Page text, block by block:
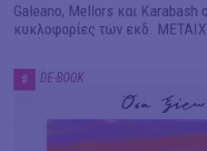
Galeano, Mellors και Karabash
κυκλοφορίες των εκδ.
# DE-BOOK